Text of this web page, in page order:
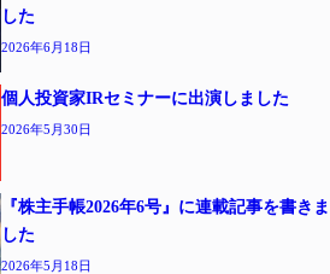
した
2026年6月18日
個人投資家IRセミナーに出演しました
2026年5月30日
『株主手帳2026年6号』に連載記事を書きま
した
2026年5月18日